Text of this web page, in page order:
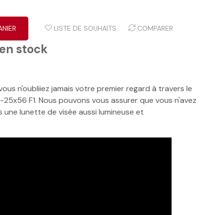
LISTE DE SOUHAITS COMPARER
stock
n'oubliiez jamais votre premier regard à travers le
F1. Nous pouvons vous assurer que vous n'avez
une lunette de visée aussi lumineuse et